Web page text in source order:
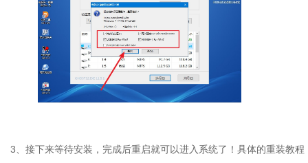
3 、接下来等待安装，完成后重启就可以进入系统了！具体的重装教程